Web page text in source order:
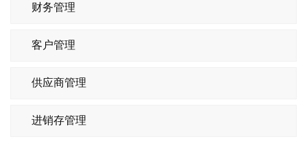
财务管理
客户管理
供应商管理
进销存管理